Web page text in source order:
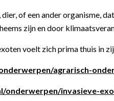
dier, of een ander organisme,
zijn en door
voelt zich prima thuis in
agrarisch-
onderwerpen/invasieve-